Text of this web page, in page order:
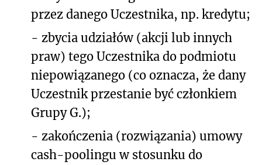
przez danego Uczestnika, np. kredytu;
- zbycia udziałów (akcji lub innych
praw) tego Uczestnika do podmiotu
niepowiązanego (co oznacza, że dany
Uczestnik przestanie być członkiem
Grupy G.);
- zakończenia (rozwiązania) umowy
cash-poolingu w stosunku do